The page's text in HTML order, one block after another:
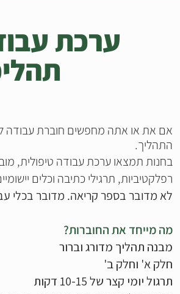
ערכת
אם את או אתה מחפשים חוברת עבודה
התהליך.
בחנות תמצאו ערכת עבודה טיפולית,
רפלקטיביות, תרגילי כתיבה וכלים
לא מדובר בספר קריאה. מדובר בכלי
מה מייחד את החוברות?
מבנה תהליך מדורג וברור
חלק א' וחלק ב'
תרגול יומי קצר של 10-15 דקות